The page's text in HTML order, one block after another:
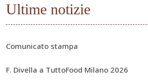
Ultime notizie
Comunicato stampa
F. Divella a TuttoFood Milano 2026